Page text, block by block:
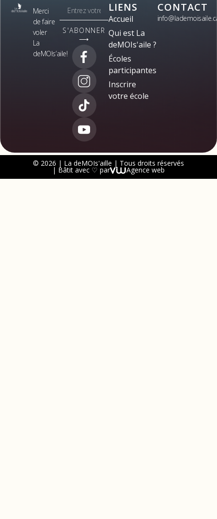
Merci
de faire
voler
La
deMOIs’aile!
S'ABONNER
⟶
LIENS
Accueil
Qui est La
deMOIs'aile ?
Écoles
participantes
Inscrire
votre école
CONTACT
© 2026 | La deMOIs'aille | Tous droits réservés
| Bâtit avec ♡ par Agence web